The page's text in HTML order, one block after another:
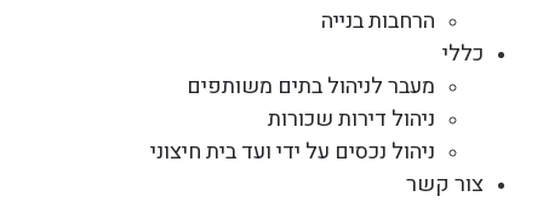
הרחבות בנייה
כללי
מעבר לניהול בתים משותפים
ניהול דירות שכורות
ניהול נכסים על ידי ועד בית חיצוני
צור קשר